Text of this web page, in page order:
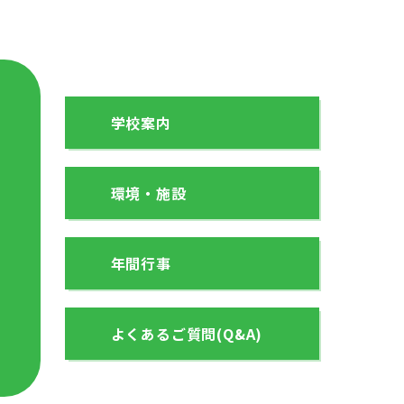
学校案内
環境・施設
年間行事
よくあるご質問(Q&A)